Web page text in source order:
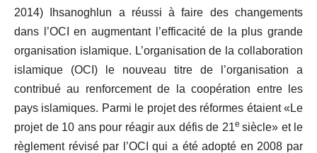
2014) Ihsanoghlun a réussi à faire des changements
dans l’OCI en augmentant l’efficacité de la plus grande
organisation islamique. L’organisation de la collaboration
islamique (OCI) le nouveau titre de l’organisation a
contribué au renforcement de la coopération entre les
pays islamiques. Parmi le projet des réformes étaient «Le
projet de 10 ans pour réagir aux défis de 21e siècle» et le
règlement révisé par l’OCI qui a été adopté en 2008 par